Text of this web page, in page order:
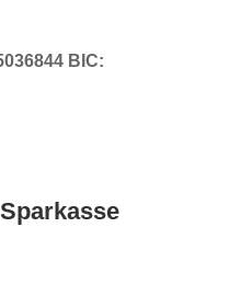
BIC: